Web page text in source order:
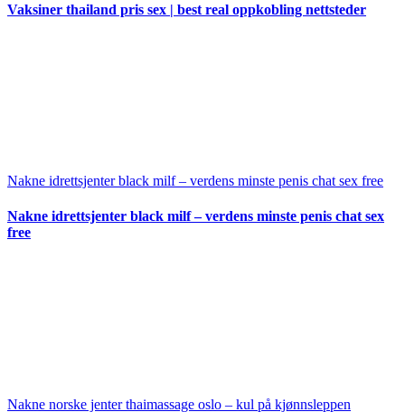
Vaksiner thailand pris sex | best real oppkobling nettsteder
Nakne idrettsjenter black milf – verdens minste penis chat sex free
Nakne idrettsjenter black milf – verdens minste penis chat sex
free
Nakne norske jenter thaimassage oslo – kul på kjønnsleppen